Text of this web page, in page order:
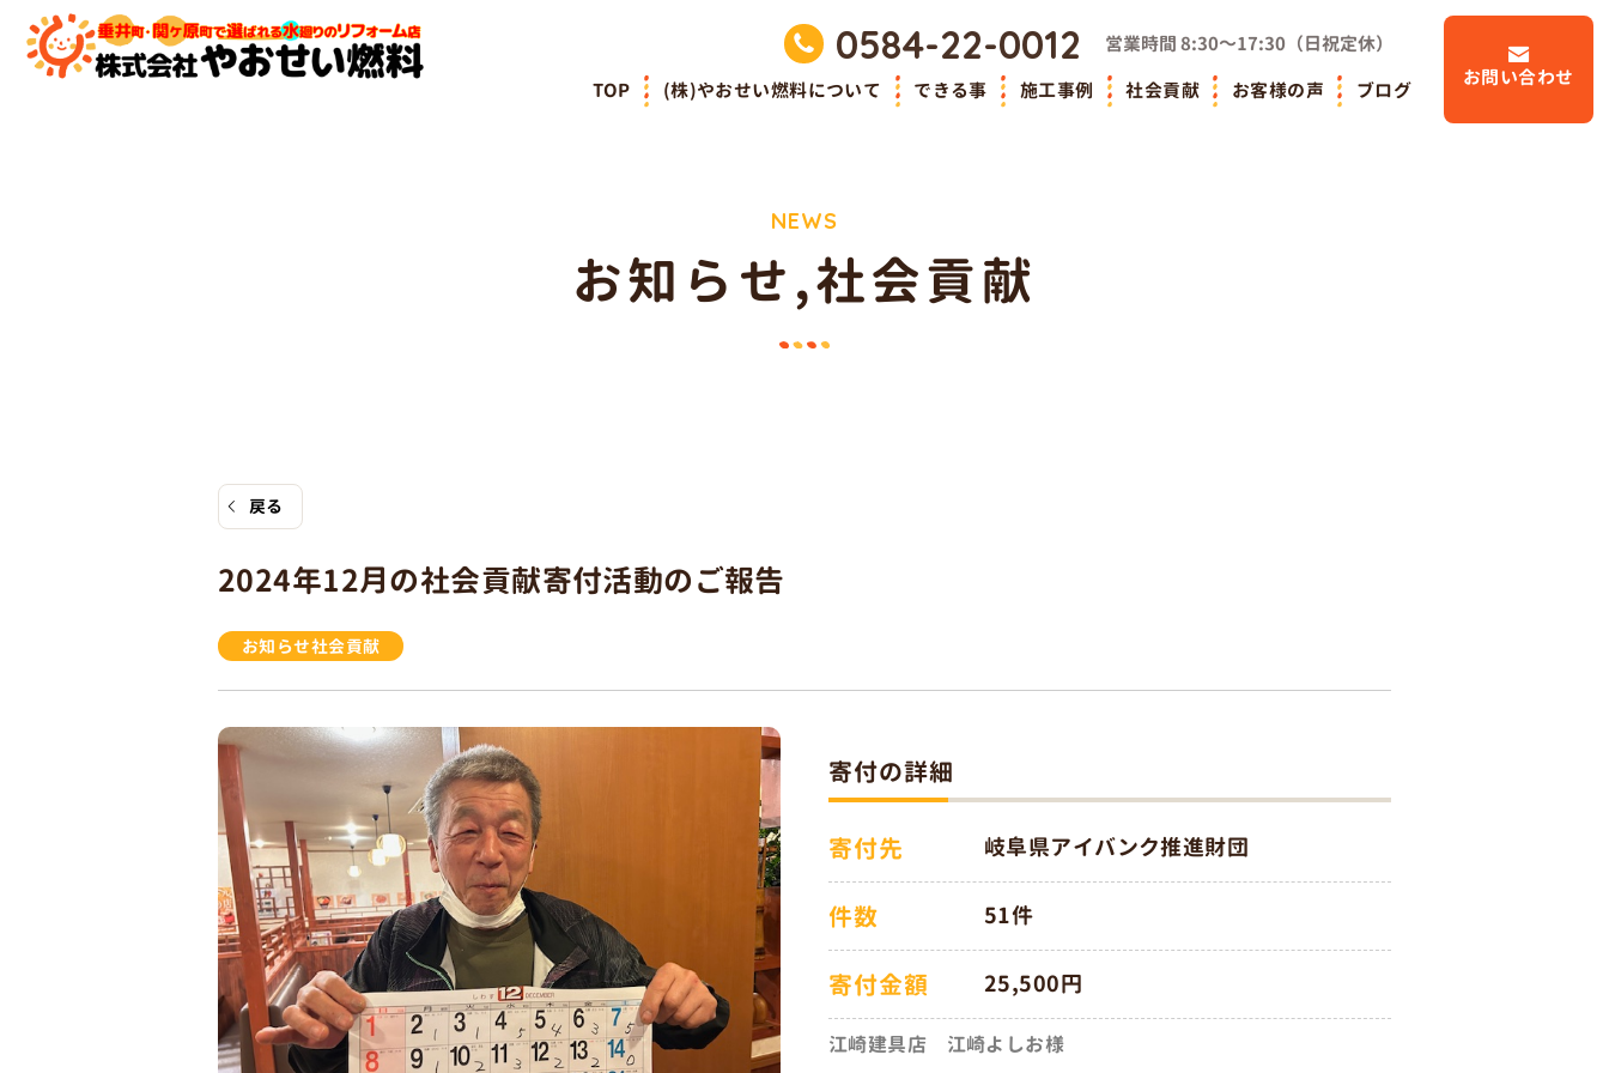
TOP (株)やおせい燃料について できる事 施工事例 社会貢献 お客様の声 ブログ
お問い合わせ
0584-22-0012 営業時間8:30～17:30 （日祝定休）
NEWS
お知らせ,社会貢献
戻る
2024年12月の社会貢献寄付活動のご報告
お知らせ社会貢献
寄付の詳細
寄付先 岐阜県アイバンク推進財団
件数 51件
寄付金額 25,500円
江崎建具店 江崎よしお様